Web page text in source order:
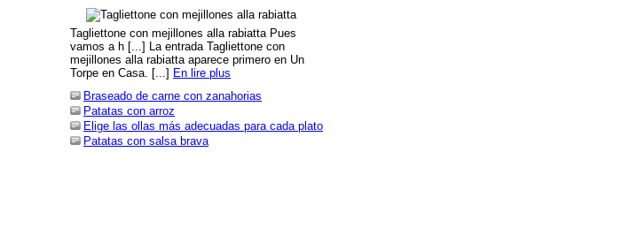
Tagliettone con mejillones alla rabiatta Pues
vamos a h [...] La entrada Tagliettone con
mejillones alla rabiatta aparece primero en Un
Torpe en Casa. [...] En lire plus
Braseado de carne con zanahorias
Patatas con arroz
Elige las ollas más adecuadas para cada plato
Patatas con salsa brava